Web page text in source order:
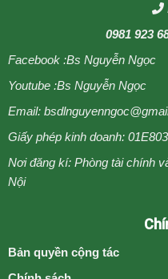
0981 923
Facebook :Bs Nguyễn Ngọc
Youtube :Bs Nguyễn Ngọc
Email:
Giấy phép kinh doanh:
Nơi đăng kí: Phòng tài chính
Nội
Bản quyền cộng tác